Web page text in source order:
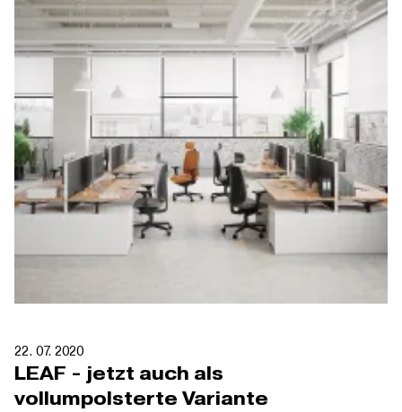
22. 07. 2020
LEAF - jetzt auch als
vollumpolsterte Variante